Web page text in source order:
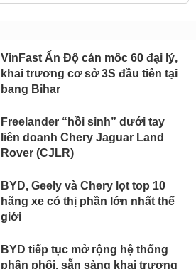
VinFast Ấn Độ cán mốc 60 đại lý,
khai trương cơ sở 3S đầu tiên tại
bang Bihar
Freelander “hồi sinh” dưới tay
liên doanh Chery Jaguar Land
Rover (CJLR)
BYD, Geely và Chery lọt top 10
hãng xe có thị phần lớn nhất thế
giới
BYD tiếp tục mở rộng hệ thống
phân phối, sẵn sàng khai trương